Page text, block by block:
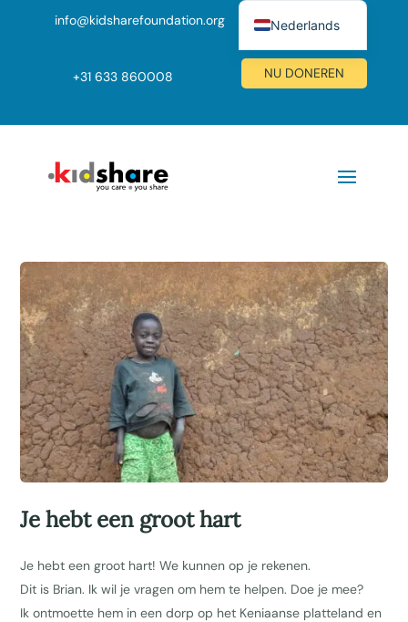
info@kidsharefoundation.org
+31 633 860008 NU DONEREN
Je hebt een groot hart
Je hebt een groot hart! We kunnen op je rekenen.
Dit is Brian. Ik wil je vragen om hem te helpen. Doe je mee?
Ik ontmoette hem in een dorp op het Keniaanse platteland en
Nederlands
English (UK)
Deutsch